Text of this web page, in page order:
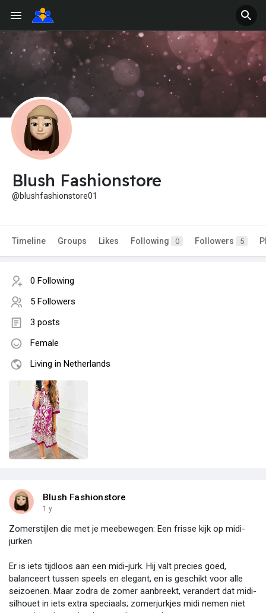
Blush Fashionstore
@blushfashionstore01
Timeline Groups Likes Following 0 Followers 5
0 Following
5 Followers
3 posts
Female
Living in Netherlands
Blush Fashionstore
1 y
Zomerstijlen die met je meebewegen: Een frisse kijk op midi-
jurken
Er is iets tijdloos aan een midi-jurk. Hij valt precies goed,
balanceert tussen speels en elegant, en is geschikt voor alle
seizoenen. Maar zodra de zomer aanbreekt, verandert dat midi-
silhouet in iets extra speciaals; zomerjurkjes midi nemen niet